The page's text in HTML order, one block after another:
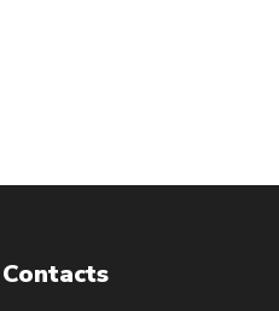
Contacts